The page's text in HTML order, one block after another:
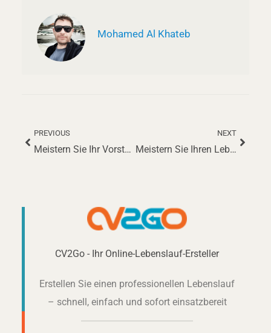
Mohamed Al Khateb
Zurück
PREVIOUS
Meistern Sie Ihr Vorstellungsgespräch als Verkaufsleiter: Umfassender Leitfaden mit situativen Fragen
NEXT
Meistern Sie Ihren Lebenslauf als Medizinischer Fachangestellter: Vorlagen, Tipps und Best Practices
CV2Go - Ihr Online-Lebenslauf-Ersteller
Erstellen Sie einen professionellen Lebenslauf
– schnell, einfach und sofort einsatzbereit